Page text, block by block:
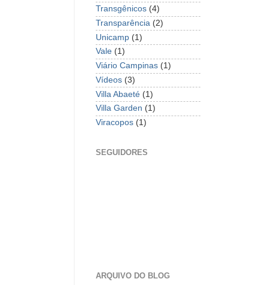
Transgênicos (4)
Transparência (2)
Unicamp (1)
Vale (1)
Viário Campinas (1)
Vídeos (3)
Villa Abaeté (1)
Villa Garden (1)
Viracopos (1)
SEGUIDORES
ARQUIVO DO BLOG